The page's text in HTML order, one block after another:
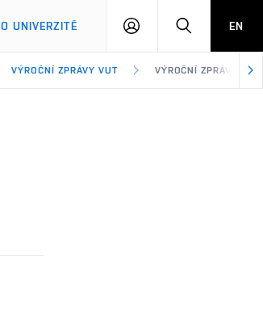
O UNIVERZITĚ
PŘIHLÁSIT HLEDATEN
VÝROČNÍ ZPRÁVY VUT VÝROČNÍ ZPRÁVA